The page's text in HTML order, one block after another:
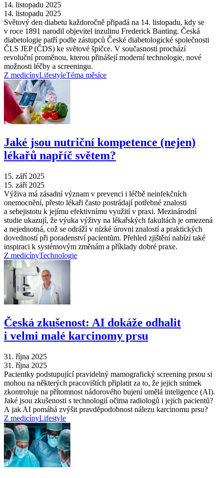
14. listopadu 2025
14. listopadu 2025
Světový den diabetu každoročně připadá na 14. listopadu, kdy se
v roce 1891 narodil objevitel inzulinu Frederick Banting. Česká
diabetologie patří podle zástupců České diabetologické společnosti
ČLS JEP (ČDS) ke světové špičce. V současnosti prochází
revoluční proměnou, kterou přinášejí moderní technologie, nové
možnosti léčby a screeningu.
Z medicínyLifestyleTéma měsíce
Jaké jsou nutriční kompetence (nejen)
lékařů napříč světem?
15. září 2025
15. září 2025
Výživa má zásadní význam v prevenci i léčbě neinfekčních
onemocnění, přesto lékaři často postrádají potřebné znalosti
a sebejistotu k jejímu efektivnímu využití v praxi. Mezinárodní
studie ukazují, že výuka výživy na lékařských fakultách je omezená
a nejednotná, což se odráží v nízké úrovni znalostí a praktických
dovedností při poradenství pacientům. Přehled zjištění nabízí také
inspiraci k systémovým změnám a příklady dobré praxe.
Z medicínyTechnologie
Česká zkušenost: AI dokáže odhalit
i velmi malé karcinomy prsu
31. října 2025
31. října 2025
Pacientky podstupující pravidelný mamografický screening prsou si
mohou na některých pracovištích připlatit za to, že jejich snímek
zkontroluje na přítomnost nádorového bujení umělá inteligence (AI).
Jaké jsou zkušenosti s technologií očima radiologů i jejich pacientů?
A jak AI pomáhá zvýšit pravděpodobnost nálezu karcinomu prsu?
Z medicínyLifestyle